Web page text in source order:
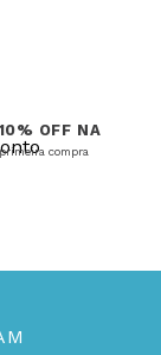
OFF NA
compra